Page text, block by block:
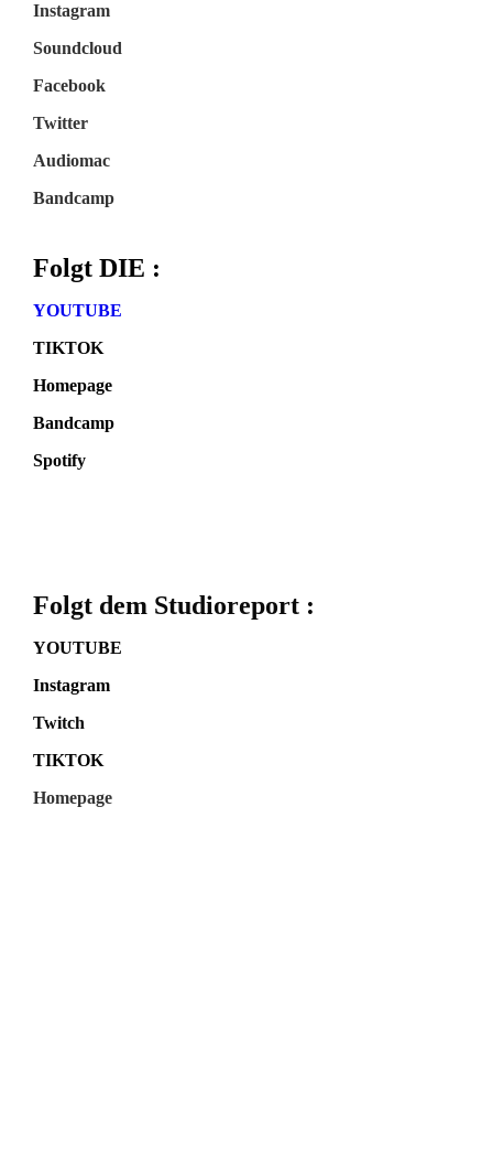
Instagram
Soundcloud
Facebook
Twitter
Audiomac
Bandcamp
Folgt DIE :
YOUTUBE
TIKTOK
Homepage
Bandcamp
Spotify
Folgt dem Studioreport :
YOUTUBE
Instagram
Twitch
TIKTOK
Homepage